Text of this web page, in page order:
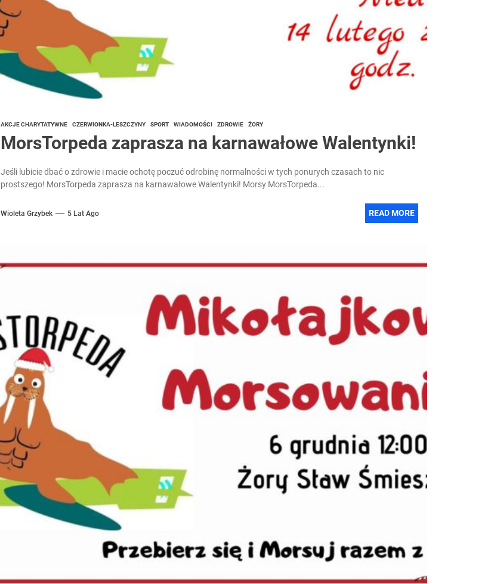
AKCJE CHARYTATYWNE CZERWIONKA-LESZCZYNY SPORT WIADOMOŚCI ZDROWIE ŻORY
MorsTorpeda zaprasza na karnawałowe Walentynki!
Jeśli lubicie dbać o zdrowie i macie ochotę poczuć odrobinę normalności w tych ponurych czasach to nic
prostszego! MorsTorpeda zaprasza na karnawałowe Walentynki! Morsy MorsTorpeda...
Wioleta Grzybek 5 Lat Ago READ MORE